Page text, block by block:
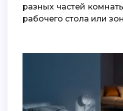
разных частей
рабочего стола или